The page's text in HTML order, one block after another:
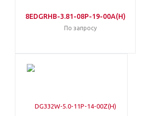
8EDGRHB-3.81-08P-19-00A(H)
По запросу